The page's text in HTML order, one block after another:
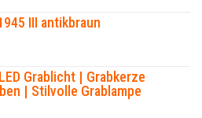
III antikbraun
Grablicht | Grabkerze
| Stilvolle Grablampe